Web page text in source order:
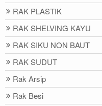
RAK PLASTIK
RAK SHELVING KAYU
RAK SIKU NON BAUT
RAK SUDUT
Rak Arsip
Rak Besi